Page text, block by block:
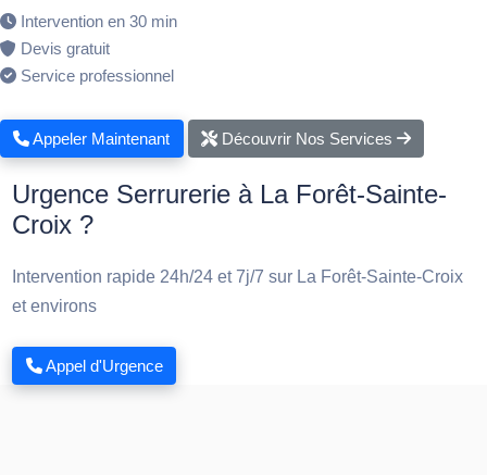
Intervention en 30 min
Devis gratuit
Service professionnel
Appeler Maintenant Découvrir Nos Services
Urgence Serrurerie à La Forêt-Sainte-
Croix ?
Intervention rapide 24h/24 et 7j/7 sur La Forêt-Sainte-Croix
et environs
Appel d'Urgence